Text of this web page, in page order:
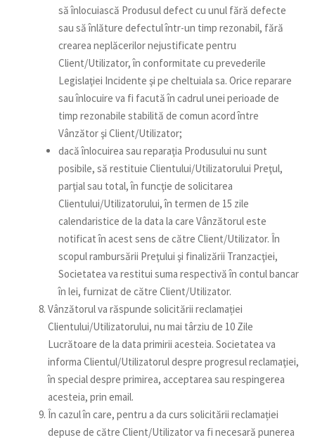
să înlocuiască Produsul defect cu unul fără defecte
sau să înlăture defectul într-un timp rezonabil, fără
crearea neplăcerilor nejustificate pentru
Client/Utilizator, în conformitate cu prevederile
Legislaţiei Incidente şi pe cheltuiala sa. Orice reparare
sau înlocuire va fi facută în cadrul unei perioade de
timp rezonabile stabilită de comun acord între
Vânzător şi Client/Utilizator;
dacă înlocuirea sau reparaţia Produsului nu sunt
posibile, să restituie Clientului/Utilizatorului Preţul,
parţial sau total, în funcţie de solicitarea
Clientului/Utilizatorului, în termen de 15 zile
calendaristice de la data la care Vânzătorul este
notificat în acest sens de către Client/Utilizator. În
scopul rambursării Preţului şi finalizării Tranzacţiei,
Societatea va restitui suma respectivă în contul bancar
în lei, furnizat de către Client/Utilizator.
Vânzătorul va răspunde solicitării reclamației
Clientului/Utilizatorului, nu mai târziu de 10 Zile
Lucrătoare de la data primirii acesteia. Societatea va
informa Clientul/Utilizatorul despre progresul reclamaţiei,
în special despre primirea, acceptarea sau respingerea
acesteia, prin email.
În cazul în care, pentru a da curs solicitării reclamației
depuse de către Client/Utilizator va fi necesară punerea